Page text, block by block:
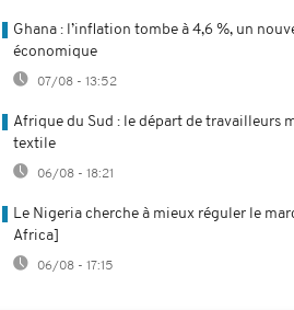
Ghana : l’inflation tombe à 4,6 %, un
économique
07/08 - 13:52
Afrique du Sud : le départ de travailleurs
textile
06/08 - 18:21
Le Nigeria cherche à mieux réguler le
Africa]
06/08 - 17:15